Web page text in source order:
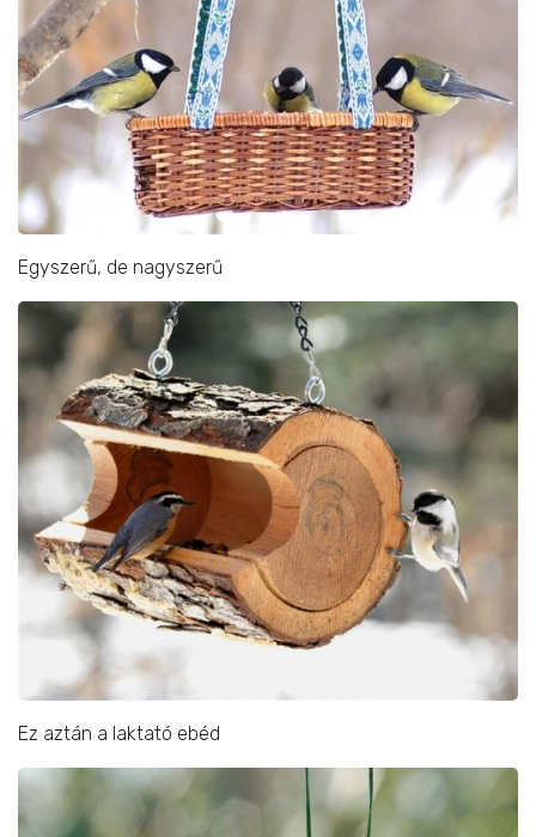
Egyszerű, de nagyszerű
Ez aztán a laktató ebéd